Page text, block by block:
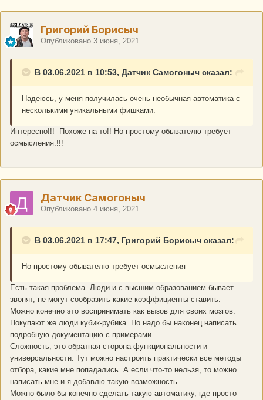
Григорий Борисыч
Опубликовано 3 июня, 2021
В 03.06.2021 в 10:53, Датчик Самогоныч сказал:
Надеюсь, у меня получилась очень необычная автоматика с
несколькими уникальными фишками.
Интересно!!! Похоже на то!! Но простому обывателю требует
осмысления.!!!
Датчик Самогоныч
Опубликовано 4 июня, 2021
В 03.06.2021 в 17:47, Григорий Борисыч сказал:
Но простому обывателю требует осмысления
Есть такая проблема. Люди и с высшим образованием бывает
звонят, не могут сообразить какие коэффициенты ставить.
Можно конечно это воспринимать как вызов для своих мозгов.
Покупают же люди кубик-рубика. Но надо бы наконец написать
подробную документацию с примерами.
Сложность, это обратная сторона функциональности и
универсальности. Тут можно настроить практически все методы
отбора, какие мне попадались. А если что-то нельзя, то можно
написать мне и я добавлю такую возможность.
Можно было бы конечно сделать такую автоматику, где просто